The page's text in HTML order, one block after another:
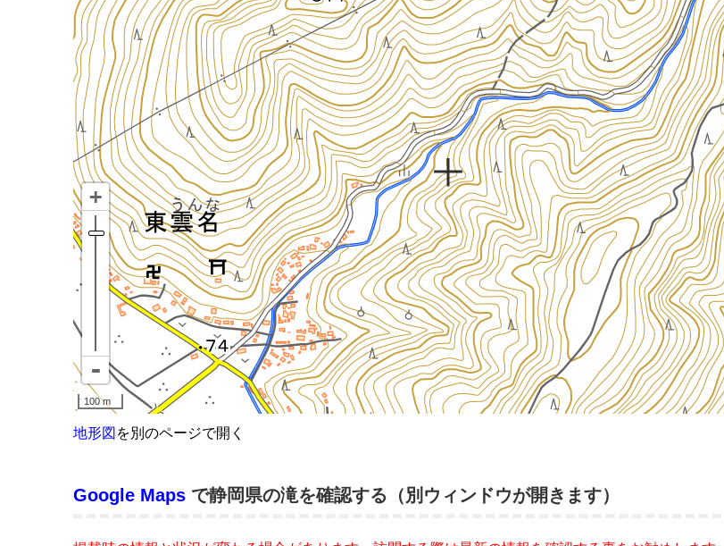
地形図 を別のページで開く
Google Maps で静岡県の滝を確認する（別ウィンドウが開きます）